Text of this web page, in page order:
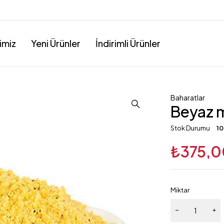
Yeni Ürünler İndirimli Ürünler
Baharatlar
Beyaz
Stok Durumu
₺
Miktar